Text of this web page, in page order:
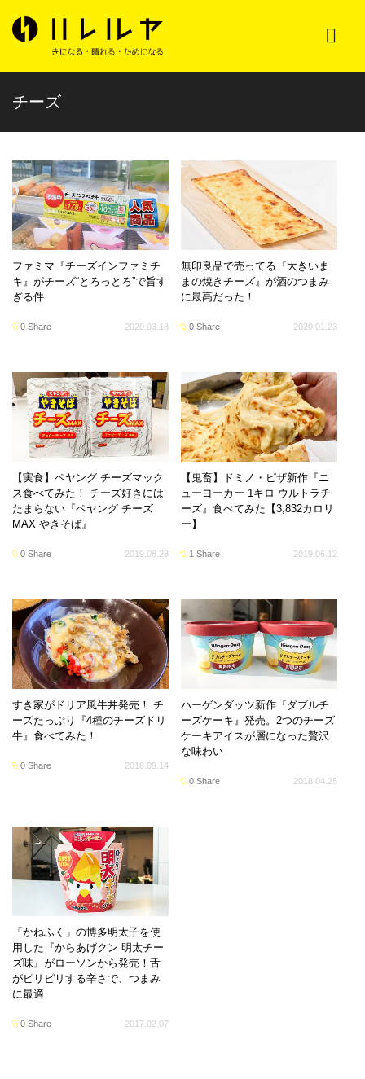
チーズ
ファミマ『チーズインファミチ
キ』がチーズ“とろっとろ”で旨す
ぎる件
0 Share 2020.03.18
無印良品で売ってる『大きいま
まの焼きチーズ』が酒のつまみ
に最高だった！
0 Share 2020.01.23
【実食】ペヤング チーズマック
ス食べてみた！ チーズ好きには
たまらない『ペヤング チーズ
MAX やきそば』
0 Share 2019.08.28
【鬼畜】ドミノ・ピザ新作『ニ
ューヨーカー 1キロ ウルトラチ
ーズ』食べてみた【3,832カロリ
ー】
1 Share 2019.06.12
すき家がドリア風牛丼発売！ チ
ーズたっぷり『4種のチーズドリ
牛』食べてみた！
0 Share 2018.09.14
ハーゲンダッツ新作『ダブルチ
ーズケーキ』発売。2つのチーズ
ケーキアイスが層になった贅沢
な味わい
0 Share 2018.04.25
「かねふく」の博多明太子を使
用した『からあげクン 明太チー
ズ味』がローソンから発売！舌
がピリピリする辛さで、つまみ
に最適
0 Share 2017.02.07